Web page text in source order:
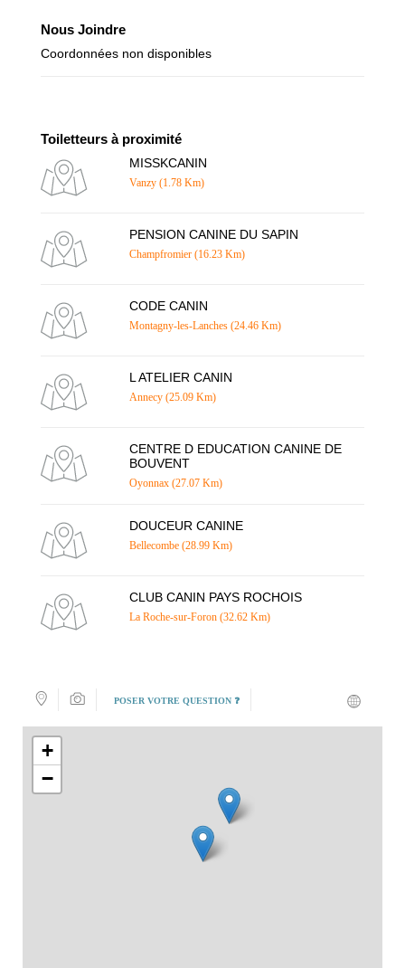
Nous Joindre
Coordonnées non disponibles
Toiletteurs à proximité
MISSKCANIN
Vanzy (1.78 Km)
PENSION CANINE DU SAPIN
Champfromier (16.23 Km)
CODE CANIN
Montagny-les-Lanches (24.46 Km)
L ATELIER CANIN
Annecy (25.09 Km)
CENTRE D EDUCATION CANINE DE
BOUVENT
Oyonnax (27.07 Km)
DOUCEUR CANINE
Bellecombe (28.99 Km)
CLUB CANIN PAYS ROCHOIS
La Roche-sur-Foron (32.62 Km)
POSER VOTRE QUESTION ❓
+
−